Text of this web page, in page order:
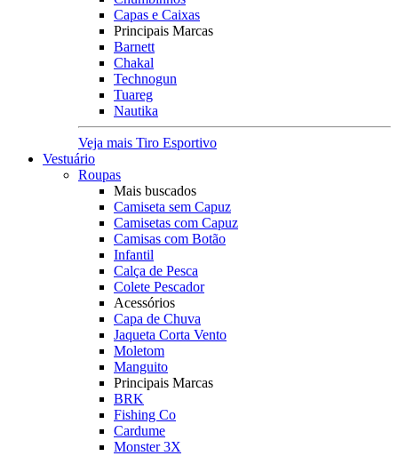
Capas e Caixas
Principais Marcas
Barnett
Chakal
Technogun
Tuareg
Nautika
Veja mais Tiro Esportivo
Vestuário
Roupas
Mais buscados
Camiseta sem Capuz
Camisetas com Capuz
Camisas com Botão
Infantil
Calça de Pesca
Colete Pescador
Acessórios
Capa de Chuva
Jaqueta Corta Vento
Moletom
Manguito
Principais Marcas
BRK
Fishing Co
Cardume
Monster 3X